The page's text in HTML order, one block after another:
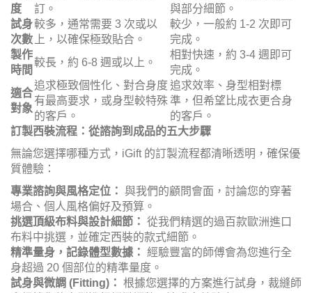
度
訂。
與部分細節。
試身
次數
較多，通常需要 3 次或以
上，以確保極致貼合。
較少，一般約 1-2 次即可
完成。
製作
時間
較長，約 6-8 週或以上。
相對快速，約 3-4 週即可
完成。
適合
對象
追求極致個性化、對合身度
有最高要求，或身型較特殊
的客戶。
追求效率、身型相對標
準，但希望比成衣更合身
的客戶。
訂製西裝流程：從諮詢到成品的五大步驟
無論您選擇哪種方式，iGift 的訂製流程都清晰透明，確保優
質體驗：
專業諮詢與風格定位： 與我們的顧問會面，討論您的穿著
場合、個人風格偏好及預算。
挑選頂級布料與設計細節： 從我們精選的過百款歐洲進口
布料中挑選，並確定西裝的款式細節。
精準量身，記錄體型數據： 經驗豐富的師傅會為您進行全
身超過 20 個部位的精準量度。
試身與微調 (Fitting)： 根據您選擇的方案進行試身，裁縫師